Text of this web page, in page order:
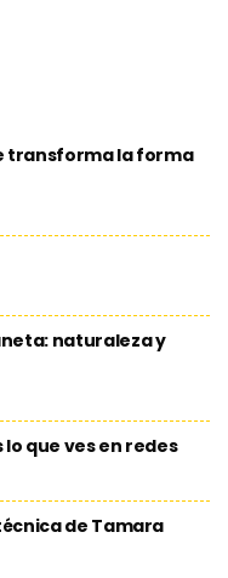
transforma la forma
naturaleza y
que ves en redes
de Tamara